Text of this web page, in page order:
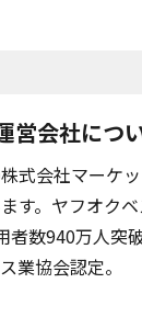
営会社につ
式会社マーケ
す。ヤフオク
数940万人突
業協会認定。